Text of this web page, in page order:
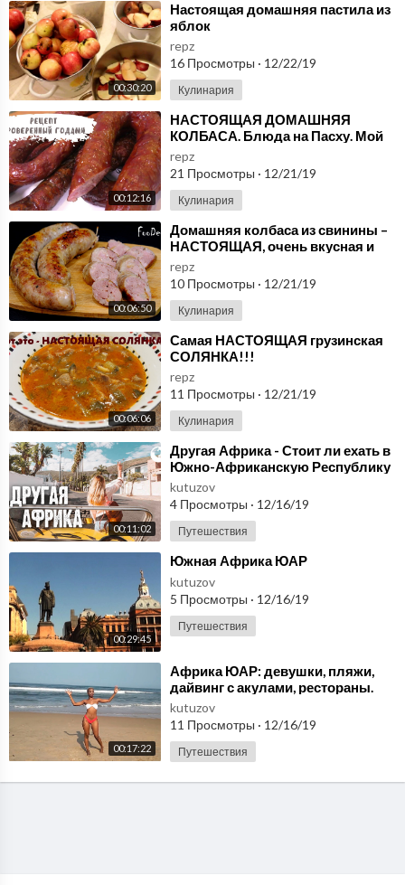
00:30:20
⁣Настоящая домашняя пастила из
яблок
repz
16 Просмотры · 12/22/19
Кулинария
00:12:16
⁣НАСТОЯЩАЯ ДОМАШНЯЯ
КОЛБАСА. Блюда на Пасху. Мой
опыт.
repz
21 Просмотры · 12/21/19
Кулинария
00:06:50
⁣Домашняя колбаса из свинины –
НАСТОЯЩАЯ, очень вкусная и
ароматная!
repz
10 Просмотры · 12/21/19
Кулинария
00:06:06
⁣Самая НАСТОЯЩАЯ грузинская
СОЛЯНКА!!!
repz
11 Просмотры · 12/21/19
Кулинария
00:11:02
⁣Другая Африка - Стоит ли ехать в
Южно-Африканскую Республику
(ЮАР)? | Опасно ли в Кейптауне?
kutuzov
4 Просмотры · 12/16/19
Путешествия
00:29:45
⁣Южная Африка ЮАР
kutuzov
5 Просмотры · 12/16/19
Путешествия
00:17:22
⁣Африка ЮАР: девушки, пляжи,
дайвинг с акулами, рестораны.
Дурбан курорт и центр отдыха в
ЮАР
kutuzov
11 Просмотры · 12/16/19
Путешествия